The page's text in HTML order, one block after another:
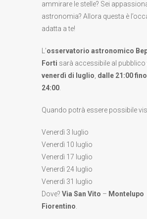
ammirare le stelle? Sei
astronomia? Allora questa è
adatta a te!
L’osservatorio astronomico
Forti sarà accessibile al pubblico
venerdì di luglio dalle 21:00
24:00
Quando potrà essere possibile
Venerdì 3 luglio
Venerdì 10 luglio
Venerdì 17 luglio
Venerdì 24 luglio
Venerdì 31 luglio
Dove? Via San Vito – Montelupo
Fiorentino